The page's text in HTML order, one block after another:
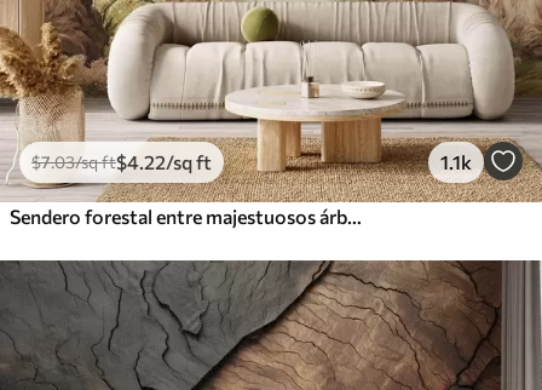
$7.03/sq ft$4 .22/sq ft 1.1k